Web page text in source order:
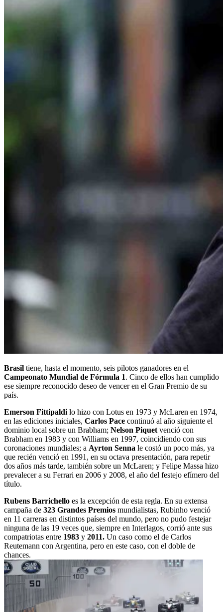
Brasil tiene, hasta el momento, seis pilotos ganadores en el
Campeonato Mundial de Fórmula 1. Cinco de ellos han cumplido
ese siempre reconocido deseo de vencer en el Gran Premio de su
país.
Emerson Fittipaldi lo hizo con Lotus en 1973 y McLaren en 1974,
en las ediciones iniciales, Carlos Pace continuó al año siguiente el
dominio local sobre un Brabham; Nelson Piquet venció con
Brabham en 1983 y con Williams en 1997, coincidiendo con sus
coronaciones mundiales; a Ayrton Senna le costó un poco más, ya
que recién venció en 1991, en su octava presentación, para repetir
dos años más tarde, también sobre un McLaren; y Felipe Massa hizo
prevalecer a su Ferrari en 2006 y 2008, el año del festejo efímero del
título.
Rubens Barrichello es la excepción de esta regla. En su extensa
campaña de 323 Grandes Premios mundialistas, Rubinho venció
en 11 carreras en distintos países del mundo, pero no pudo festejar
ninguna de las 19 veces que, siempre en Interlagos, corrió ante sus
compatriotas entre 1983 y 2011. Un caso como el de Carlos
Reutemann con Argentina, pero en este caso, con el doble de
chances.